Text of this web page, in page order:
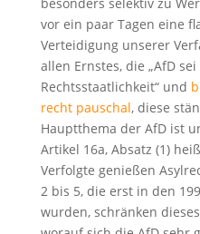
vor ein paar Tagen eine
Verteidigung unserer
allen Ernstes, die „AfD
Rechtsstaatlichkeit“ und
recht pauschal, diese
Hauptthema der AfD ist
Artikel 16a, Absatz (1)
Verfolgte genießen
2 bis 5, die erst in den
wurden, schränken